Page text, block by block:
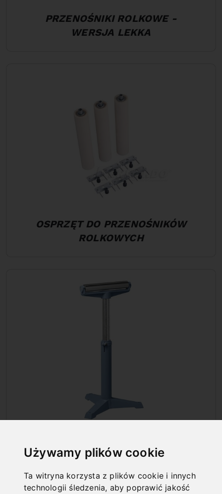
Używamy plików cookie
Ta witryna korzysta z plików cookie i innych
technologii śledzenia, aby poprawić jakość
PRZENOŚNIKI ROLKOWE -
WERSJA LEKKA
OSPRZĘT DO PRZENOŚNIKÓW
ROLKOWYCH